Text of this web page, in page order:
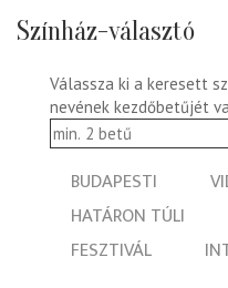
Színház-választó
Válassza ki a keresett
nevének kezdőbetűjét
BUDAPESTI
HATÁRON TÚLI
FESZTIVÁL